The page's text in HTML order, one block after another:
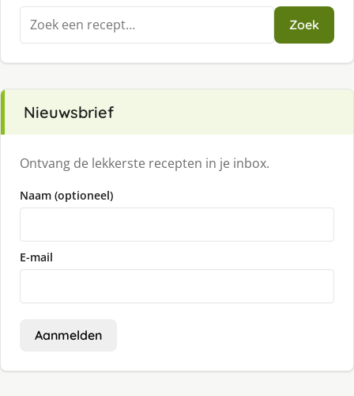
Zoeken
naar:
Zoek
Nieuwsbrief
Ontvang de lekkerste recepten in je inbox.
Naam (optioneel)
E-mail
Aanmelden